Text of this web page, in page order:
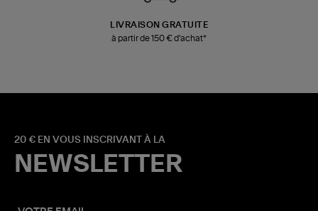
LIVRAISON GRATUITE
à partir de 150 € d'achat*
20 € EN VOUS INSCRIVANT À LA
NEWSLETTER